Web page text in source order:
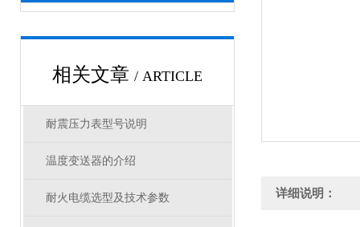
相关文章 / ARTICLE
耐震压力表型号说明
温度变送器的介绍
耐火电缆选型及技术参数 详细说明：